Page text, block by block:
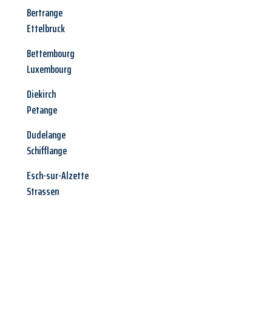
Bertrange
Ettelbruck
Bettembourg
Luxembourg
Diekirch
Petange
Dudelange
Schifflange
Esch-sur-Alzette
Strassen